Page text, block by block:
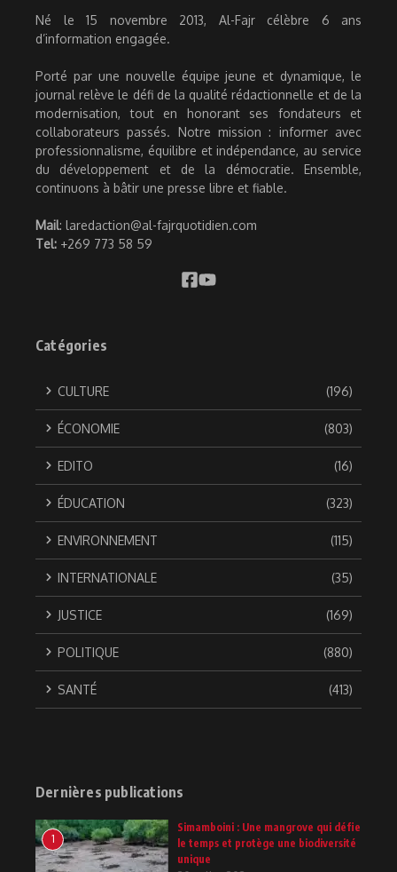
Né le 15 novembre 2013, Al-Fajr célèbre 6 ans
d’information engagée.
Porté par une nouvelle équipe jeune et dynamique, le
journal relève le défi de la qualité rédactionnelle et de la
modernisation, tout en honorant ses fondateurs et
collaborateurs passés. Notre mission : informer avec
professionnalisme, équilibre et indépendance, au service
du développement et de la démocratie. Ensemble,
continuons à bâtir une presse libre et fiable.
Mail: laredaction@al-fajrquotidien.com
Tel: +269 773 58 59
Catégories
CULTURE (196)
ÉCONOMIE (803)
EDITO (16)
ÉDUCATION (323)
ENVIRONNEMENT (115)
INTERNATIONALE (35)
JUSTICE (169)
POLITIQUE (880)
SANTÉ (413)
Dernières publications
1
Simamboini : Une mangrove qui défie
le temps et protège une biodiversité
unique